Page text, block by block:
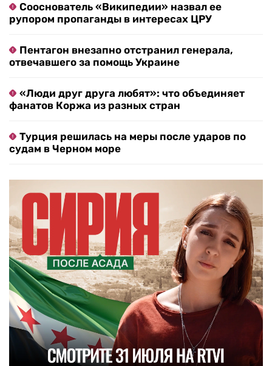
Сооснователь «Википедии» назвал ее
рупором пропаганды в интересах ЦРУ
Пентагон внезапно отстранил генерала,
отвечавшего за помощь Украине
«Люди друг друга любят»: что объединяет
фанатов Коржа из разных стран
Турция решилась на меры после ударов по
судам в Черном море